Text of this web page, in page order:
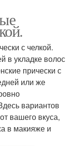
с челкой.
в укладке волос
прически с
или же
вариантов
вашего вкуса,
в макияже и